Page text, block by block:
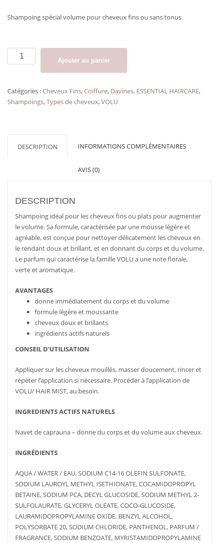
Shampoing spécial volume pour cheveux fins ou sans tonus
quantité
de
Shampoing
cheveux
fins
Ajouter au panier
Catégories :Cheveux Fins,Coiffure, Davines, ESSENTIAL HAIRCARE,
Shampoings,Types de cheveux,VOLU
DESCRIPTION INFORMATIONS COMPLÉMENTAIRES
AVIS (0)
DESCRIPTION
Shampoing idéal pour les cheveux fins ou plats pour augmenter
le volume. Sa formule, caractérisée par une mousse légère et
agréable, est conçue pour nettoyer délicatement les cheveux en
le rendant doux et brillant, et en donnant du corps et du volume.
Le parfum qui caractérise la famille VOLU a une note florale,
verte et aromatique.
AVANTAGES
donne immédiatement du corps et du volume
formule légère et moussante
cheveux doux et brillants
ingrédients actifs naturels
CONSEIL D’UTILISATION
Appliquer sur les cheveux mouillés, masser doucement, rincer et
répéter l’application si nécessaire. Procéder à l’application de
VOLU/ HAIR MIST, au besoin.
INGREDIENTS ACTIFS NATURELS
Navet de caprauna – donne du corps et du volume aux cheveux.
INGRÉDIENTS
AQUA / WATER / EAU, SODIUM C14-16 OLEFIN SULFONATE,
SODIUM LAUROYL METHYL ISETHIONATE, COCAMIDOPROPYL
BETAINE, SODIUM PCA, DECYL GLUCOSIDE, SODIUM METHYL 2-
SULFOLAURATE, GLYCERYL OLEATE, COCO-GLUCOSIDE,
LAURAMIDOPROPYLAMINE OXIDE, BENZYL ALCOHOL,
POLYSORBATE 20, SODIUM CHLORIDE, PANTHENOL, PARFUM /
FRAGRANCE, SODIUM BENZOATE, MYRISTAMIDOPROPYLAMINE